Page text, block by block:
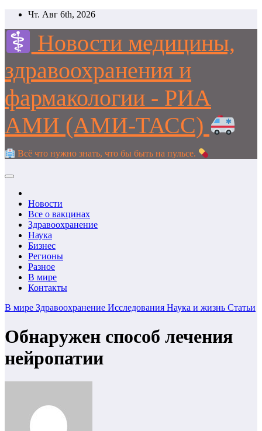
Перейти
содержимому
Чт. Авг 6th, 2026
Новости медицины,
здравоохранения и
фармакологии - РИА
АМИ (АМИ-ТАСС)
Всё что нужно знать, что бы быть на пульсе.
Новости
Все о вакцинах
Здравоохранение
Наука
Бизнес
Регионы
Разное
В мире
Контакты
В мире Здравоохранение Исследования Наука и жизнь Статьи
Обнаружен способ лечения
нейропатии